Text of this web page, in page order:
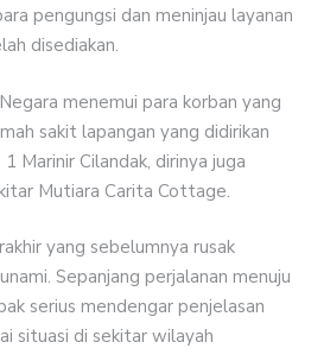
pengungsi dan meninjau layanan
disediakan.
menemui para korban yang
sakit lapangan yang didirikan
Marinir Cilandak, dirinya juga
Mutiara Carita Cottage.
yang sebelumnya rusak
Sepanjang perjalanan menuju
serius mendengar penjelasan
situasi di sekitar wilayah